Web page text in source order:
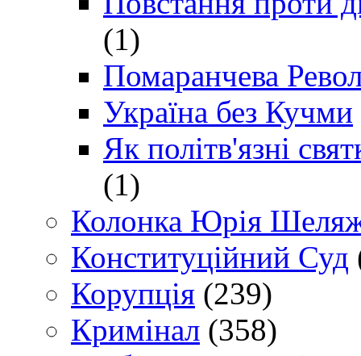
(1)
Помаранчева
Україна без Кучми
Як політв'язні
(1)
Колонка Юрія
Конституційний Суд
Корупція (239)
Кримінал (358)